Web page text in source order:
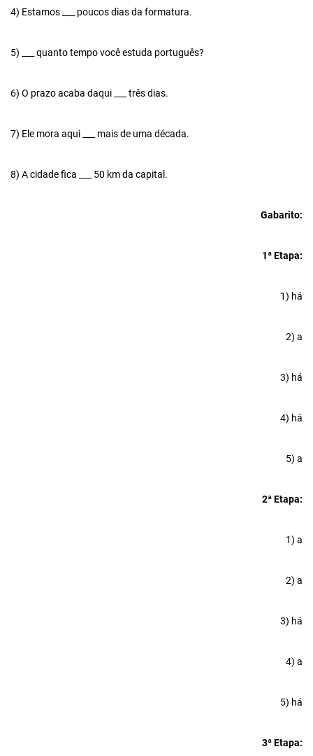
4) Estamos ___ poucos dias da formatura.
5) ___ quanto tempo você estuda português?
6) O prazo acaba daqui ___ três dias.
7) Ele mora aqui ___ mais de uma década.
8) A cidade fica ___ 50 km da capital.
Gabarito:
1ª Etapa:
1) há
2) a
3) há
4) há
5) a
2ª Etapa:
1) a
2) a
3) há
4) a
5) há
3ª Etapa: